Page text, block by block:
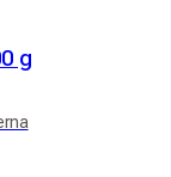
g